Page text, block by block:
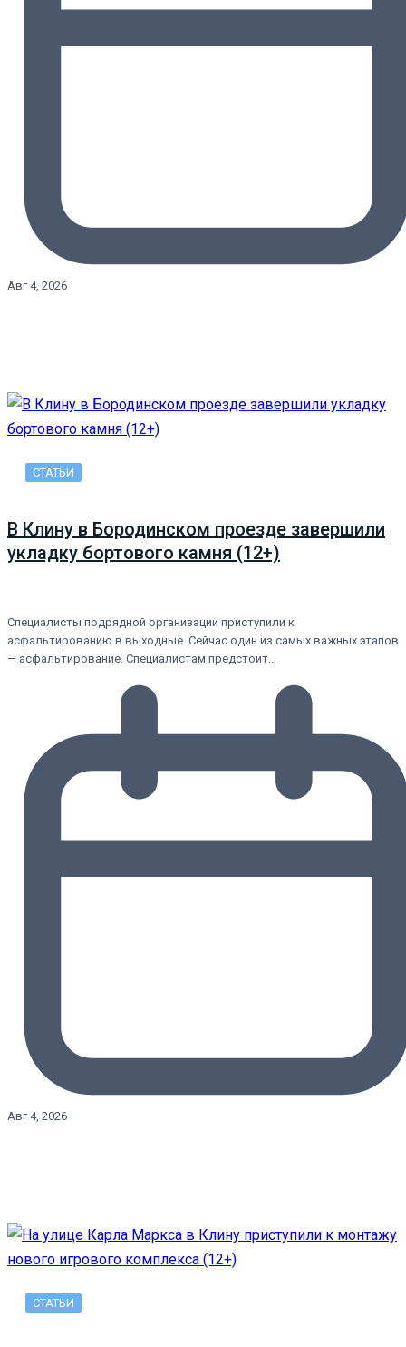
Авг 4, 2026
СТАТЬИ
В Клину в Бородинском проезде завершили
укладку бортового камня (12+)
Специалисты подрядной организации приступили к
асфальтированию в выходные. Сейчас один из самых важных этапов
— асфальтирование. Специалистам предстоит…
Авг 4, 2026
СТАТЬИ